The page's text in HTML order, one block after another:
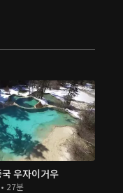
우자이거우
27분